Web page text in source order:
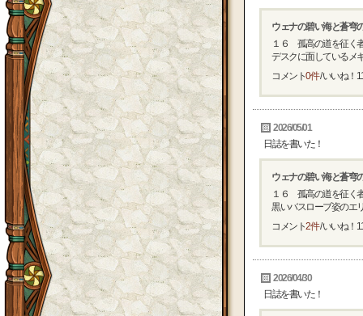
ウェナの碧い海と蒼穹
１６ 孤高の道を征く
デスクに面しているメ
コメント0件/ いいね！
2026/05/01
日誌を書いた！
ウェナの碧い海と蒼穹
１６ 孤高の道を征く
黒いバスローブ姿のエ
コメント2件/ いいね！
2026/04/30
日誌を書いた！